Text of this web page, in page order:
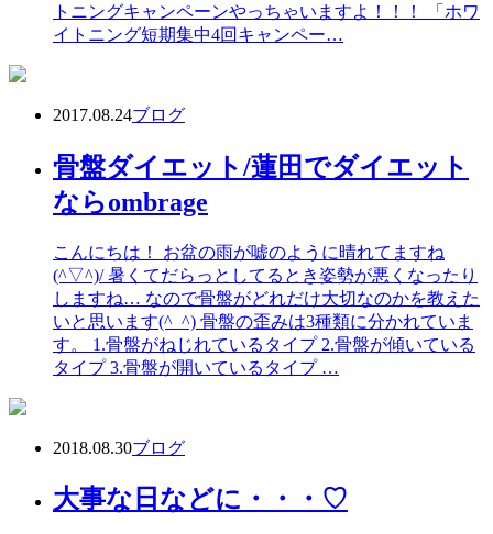
トニングキャンペーンやっちゃいますよ！！！ 「ホワ
イトニング短期集中4回キャンペー…
2017.08.24ブログ
骨盤ダイエット/蓮田でダイエット
ならombrage
こんにちは！ お盆の雨が嘘のように晴れてますね
(^▽^)/ 暑くてだらっとしてるとき姿勢が悪くなったり
しますね… なので骨盤がどれだけ大切なのかを教えた
いと思います(^_^) 骨盤の歪みは3種類に分かれていま
す。 1.骨盤がねじれているタイプ 2.骨盤が傾いている
タイプ 3.骨盤が開いているタイプ …
2018.08.30ブログ
大事な日などに・・・♡